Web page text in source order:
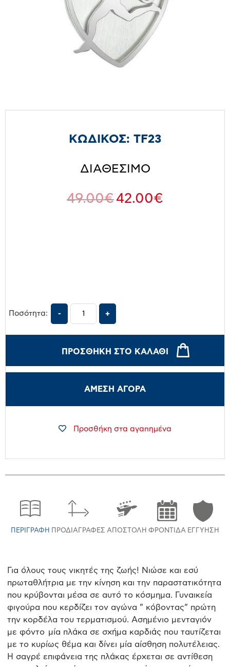
ΚΩΔΙΚΟΣ: TF23
ΔΙΑΘΕΣΙΜΟ
49.00€42.00€
Ποσότητα:
ΠΡΟΣΘΉΚΗ ΣΤΟ ΚΑΛΆΘΙ
ΑΜΕΣΗ ΑΓΟΡΑ
Προσθήκη στα αγαπημένα
ΠΕΡΙΓΡΑΦΉ ΠΡΟΔΙΑΓΡΑΦΈΣ ΑΠΟΣΤΟΛΉ ΦΡΟΝΤΊΔΑ ΕΓΓΎΗΣΗ
Για όλους τους νικητές της ζωής! Νιώσε και εσύ
πρωταθλήτρια με την κίνηση και την παραστατικότητα
που κρύβονται μέσα σε αυτό το κόσμημα. Γυναικεία
φιγούρα που κερδίζει τον αγώνα ” κόβοντας” πρώτη
την κορδέλα του τερματισμού. Ασημένιο μενταγιόν
με φόντο μία πλάκα σε σχήμα καρδιάς που ταυτίζεται
με το κυρίως θέμα και δίνει μία αίσθηση πολυτέλειας.
Η σαγρέ επιφάνεια της πλάκας έρχεται σε αντίθεση